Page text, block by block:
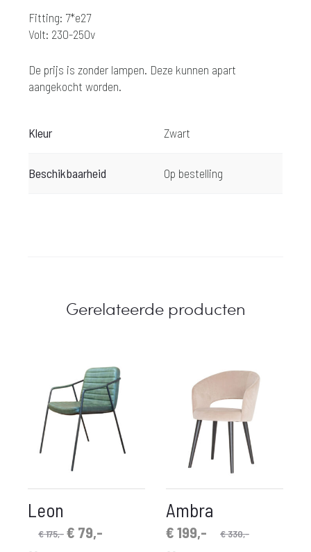
Fitting: 7*e27
Volt: 230-250v
De prijs is zonder lampen. Deze kunnen apart
aangekocht worden.
Kleur Zwart
Beschikbaarheid Op bestelling
Gerelateerde producten
Leon
€175,- Oorspronkelijke
€ 79,-
Ambra
€330,-
Oorspronkelijke
€199,-
Huidige